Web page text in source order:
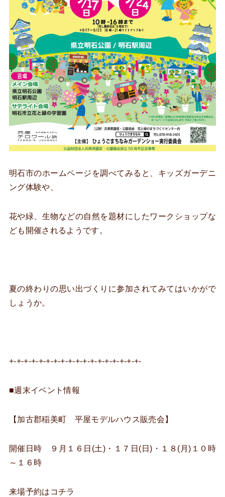
明石市のホームページを調べてみると、キッズガーデニ
ング体験や、
花や緑、生物などの自然を題材にしたワークショップな
ども開催されるようです。
夏の終わりの思い出づくりに参加されてみてはいかがで
しょうか。
+-+-+-+-+-+-+-+-+-+-+-+-+-+-+-+-+-+-
■週末イベント情報
【加古郡稲美町 平屋モデルハウス販売会】
開催日時 ９月１６日(土)・１７日(日)・１８(月)１０時
～１６時
来場予約はコチラ